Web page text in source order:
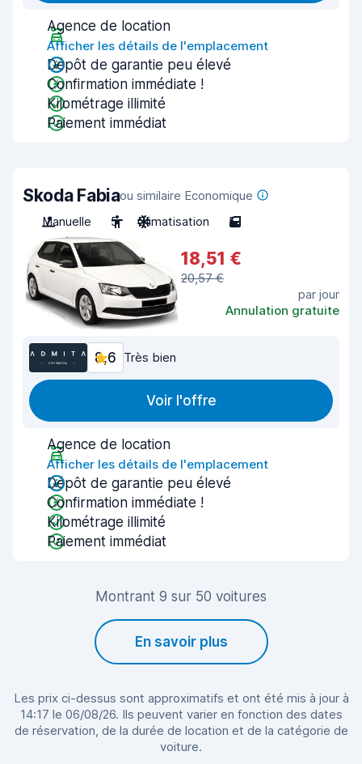
Agence de location
Afficher les détails de l'emplacement
Dépôt de garantie peu élevé
Confirmation immédiate !
Kilométrage illimité
Paiement immédiat
Skoda Fabiaou similaire Economique
Manuelle
5 Climatisation 5
18,51 €
20,57 €
par jour
Annulation gratuite
8,6 Très bien
Voir l'offre
Agence de location
Afficher les détails de l'emplacement
Dépôt de garantie peu élevé
Confirmation immédiate !
Kilométrage illimité
Paiement immédiat
Montrant 9 sur 50 voitures
En savoir plus
Les prix ci-dessus sont approximatifs et ont été mis à jour à
14:17 le 06/08/26. Ils peuvent varier en fonction des dates
de réservation, de la durée de location et de la catégorie de
voiture.